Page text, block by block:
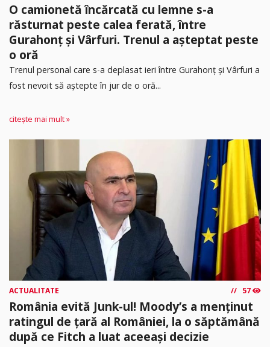
O camionetă încărcată cu lemne s-a
răsturnat peste calea ferată, între
Gurahonț și Vârfuri. Trenul a așteptat peste
o oră
Trenul personal care s-a deplasat ieri între Gurahonț și Vârfuri a
fost nevoit să aștepte în jur de o oră...
citește mai mult »
ACTUALITATE 57
România evită Junk-ul! Moody’s a menținut
ratingul de țară al României, la o săptămână
după ce Fitch a luat aceeași decizie